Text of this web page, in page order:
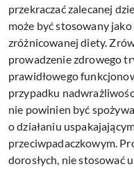
przekraczać zalecanej
może być stosowany
zróżnicowanej diety.
prowadzenie zdrowego
prawidłowego
przypadku
nie powinien być
o działaniu
przeciwpadaczkowym.
dorosłych, nie stosować